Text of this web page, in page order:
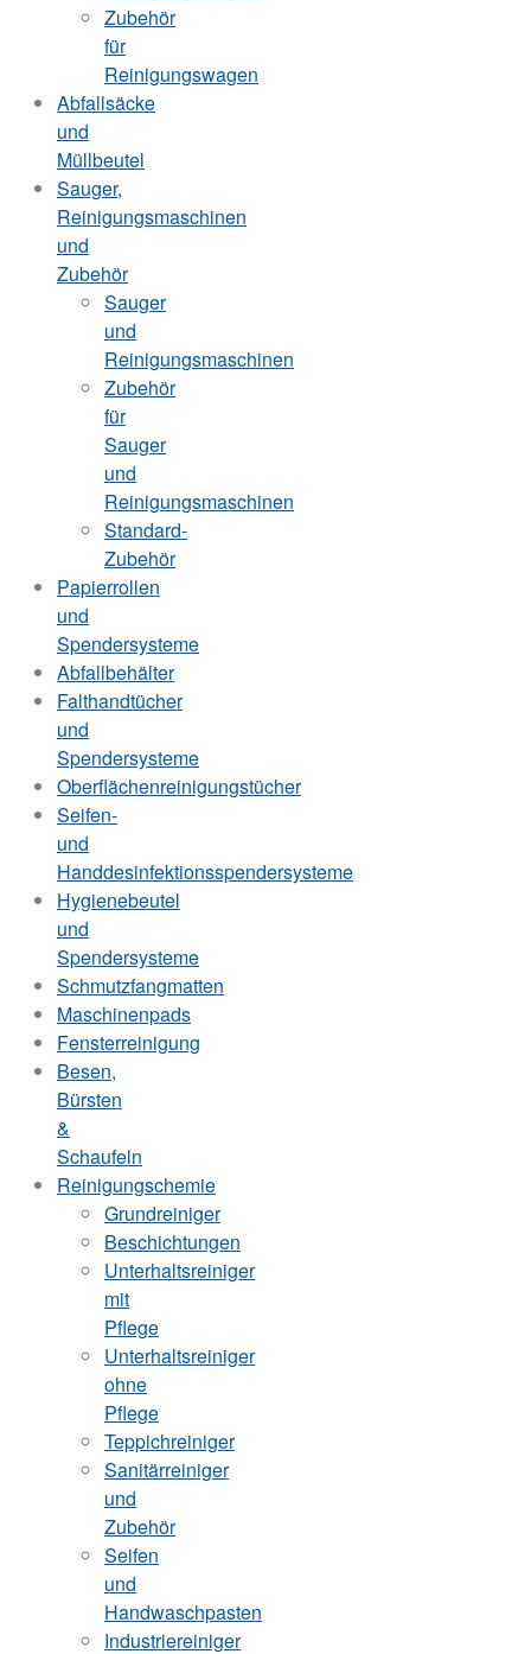
Zubehör
für
Reinigungswagen
Abfallsäcke
und
Müllbeutel
Sauger,
Reinigungsmaschinen
und
Zubehör
Sauger
und
Reinigungsmaschinen
Zubehör
für
Sauger
und
Reinigungsmaschinen
Standard-
Zubehör
Papierrollen
und
Spendersysteme
Abfallbehälter
Falthandtücher
und
Spendersysteme
Oberflächenreinigungstücher
Seifen-
und
Handdesinfektionsspendersysteme
Hygienebeutel
und
Spendersysteme
Schmutzfangmatten
Maschinenpads
Fensterreinigung
Besen,
Bürsten
&
Schaufeln
Reinigungschemie
Grundreiniger
Beschichtungen
Unterhaltsreiniger
mit
Pflege
Unterhaltsreiniger
ohne
Pflege
Teppichreiniger
Sanitärreiniger
und
Zubehör
Seifen
und
Handwaschpasten
Industriereiniger